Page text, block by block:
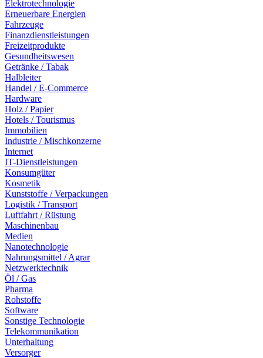
Elektrotechnologie
Erneuerbare Energien
Fahrzeuge
Finanzdienstleistungen
Freizeitprodukte
Gesundheitswesen
Getränke / Tabak
Halbleiter
Handel / E-Commerce
Hardware
Holz / Papier
Hotels / Tourismus
Immobilien
Industrie / Mischkonzerne
Internet
IT-Dienstleistungen
Konsumgüter
Kosmetik
Kunststoffe / Verpackungen
Logistik / Transport
Luftfahrt / Rüstung
Maschinenbau
Medien
Nanotechnologie
Nahrungsmittel / Agrar
Netzwerktechnik
Öl / Gas
Pharma
Rohstoffe
Software
Sonstige Technologie
Telekommunikation
Unterhaltung
Versorger